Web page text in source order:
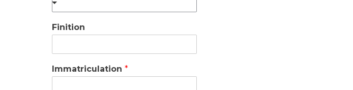
Finition
Immatriculation *